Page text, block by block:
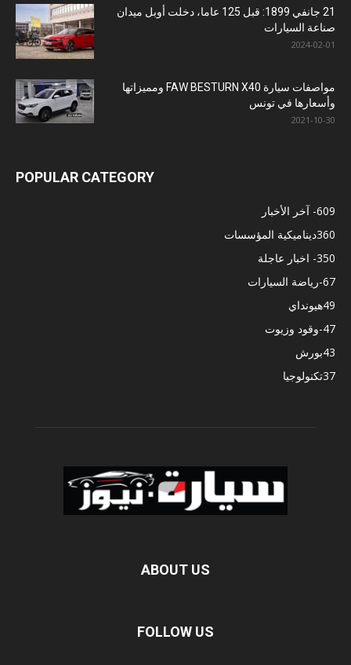
21 جانفي 1899: قبل 125 عاما، دخلت أوبل ميدان
صناعة السيارات
2024-02-01
مواصفات سيارة FAW BESTURN X40 ومميزاتها
وأسعارها في تونس
2021-10-30
POPULAR CATEGORY
- آخر الأخبار609
ديناميكية المؤسسات360
- اخبار عاجلة350
-رياضة السيارات67
هيونداي49
-وقود وزيوت47
بورش43
تكنولوجيا37
ABOUT US
FOLLOW US